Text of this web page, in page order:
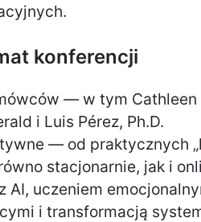
konferencji
— w tym Cathleen
i Luis Pérez, Ph.D.
— od praktycznych
stacjonarnie, jak i
AI, uczeniem
i transformacją